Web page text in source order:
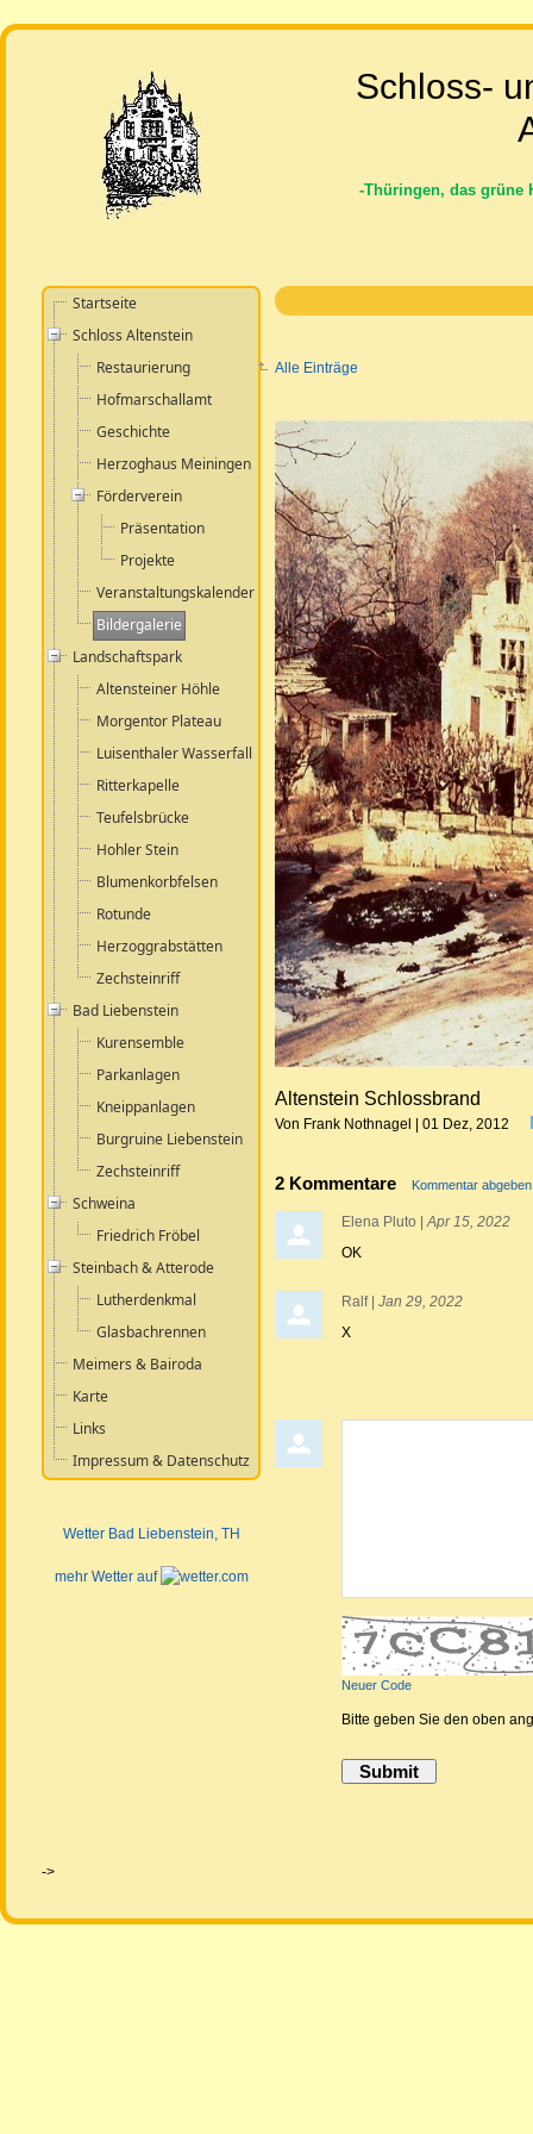
Schloss-
-Thüringen, das grüne
Startseite
Schloss Altenstein
Restaurierung
Hofmarschallamt
Geschichte
Herzoghaus Meiningen
Förderverein
Präsentation
Projekte
Veranstaltungskalender
Bildergalerie
Landschaftspark
Altensteiner Höhle
Morgentor Plateau
Luisenthaler Wasserfall
Ritterkapelle
Teufelsbrücke
Hohler Stein
Blumenkorbfelsen
Rotunde
Herzoggrabstätten
Zechsteinriff
Bad Liebenstein
Kurensemble
Parkanlagen
Kneippanlagen
Burgruine Liebenstein
Zechsteinriff
Schweina
Friedrich Fröbel
Steinbach & Atterode
Lutherdenkmal
Glasbachrennen
Meimers & Bairoda
Karte
Links
Impressum & Datenschutz
Wetter Bad Liebenstein, TH
mehr Wetter auf
Alle Einträge
Altenstein Schlossbrand
Von Frank Nothnagel | 01 Dez, 2012
2 Kommentare Kommentar abgeben
Elena Pluto
Apr 15, 2022
OK
Ralf Jan 29, 2022
X
Neuer Code
Bitte geben Sie den oben
->